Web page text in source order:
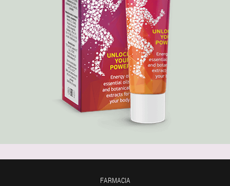
FARMACIA